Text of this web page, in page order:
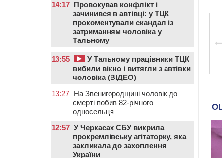
14:17 Провокував конфлікт і
зачинився в автівці: у ТЦК
прокоментували скандал із
затриманням чоловіка у
Тальному
13:55
У Тальному працівники ТЦК
вибили вікно і витягли з автівки
чоловіка (ВІДЕО)
13:27 На Звенигородщині чоловік до
смерті побив 82-річного
односельця
12:57 У Черкасах СБУ викрила
прокремлівську агітаторку, яка
закликала до захоплення
України